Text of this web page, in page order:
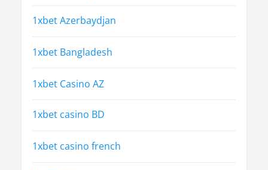
1xbet Azerbaydjan
1xbet Bangladesh
1xbet Casino AZ
1xbet casino BD
1xbet casino french